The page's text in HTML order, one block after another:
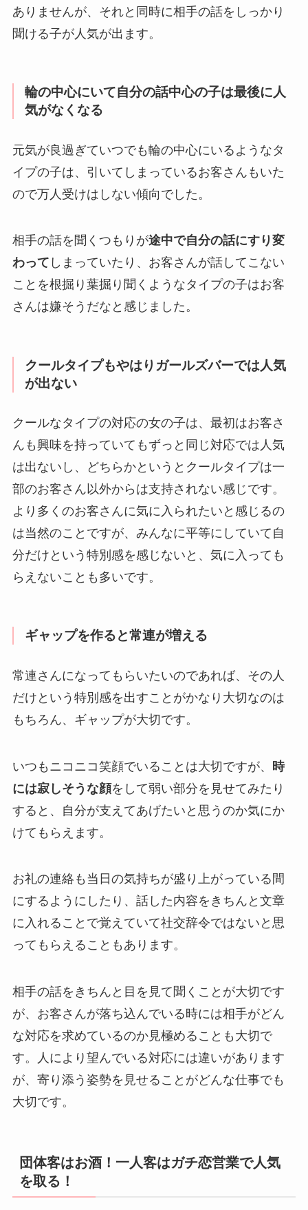
ありませんが、それと同時に相手の話をしっかり
聞ける子が人気が出ます。
輪の中心にいて自分の話中心の子は最後に人
気がなくなる
元気が良過ぎていつでも輪の中心にいるようなタ
イプの子は、引いてしまっているお客さんもいた
ので万人受けはしない傾向でした。
相手の話を聞くつもりが途中で自分の話にすり変
わって しまっていたり、お客さんが話してこない
ことを根掘り葉掘り聞くようなタイプの子はお客
さんは嫌そうだなと感じました。
クールタイプもやはりガールズバーでは人気
が出ない
クールなタイプの対応の女の子は、最初はお客さ
んも興味を持っていてもずっと同じ対応では人気
は出ないし、どちらかというとクールタイプは一
部のお客さん以外からは支持されない感じです。
より多くのお客さんに気に入られたいと感じるの
は当然のことですが、みんなに平等にしていて自
分だけという特別感を感じないと、気に入っても
らえないことも多いです。
ギャップを作ると常連が増える
常連さんになってもらいたいのであれば、その人
だけという特別感を出すことがかなり大切なのは
もちろん、ギャップが大切です。
いつもニコニコ笑顔でいることは大切ですが、
時
には寂しそうな顔をして弱い部分を見せてみたり
すると、自分が支えてあげたいと思うのか気にか
けてもらえます。
お礼の連絡も当日の気持ちが盛り上がっている間
にするようにしたり、話した内容をきちんと文章
に入れることで覚えていて社交辞令ではないと思
ってもらえることもあります。
相手の話をきちんと目を見て聞くことが大切です
が、お客さんが落ち込んでいる時には相手がどん
な対応を求めているのか見極めることも大切で
す。人により望んでいる対応には違いがあります
が、寄り添う姿勢を見せることがどんな仕事でも
大切です。
団体客はお酒！一人客はガチ恋営業で人気
を取る！